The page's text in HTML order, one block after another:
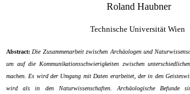
Roland Haubner
Technische Universität Wien
Abstract: Die Zusammenarbeit zwischen Archäologen und
um auf die Kommunikationsschwierigkeiten zwischen
machen. Es wird der Umgang mit Daten erarbeitet, der in den
wird als in den Naturwissenschaften. Archäologische Befunde